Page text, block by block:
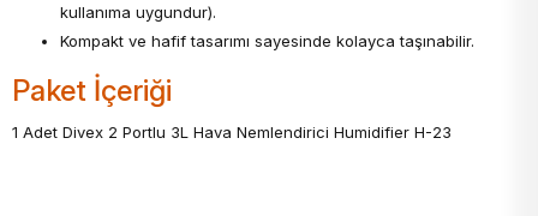
kullanıma uygundur).
Kompakt ve hafif tasarımı sayesinde kolayca taşınabilir.
Paket İçeriği
1 Adet Divex 2 Portlu 3L Hava Nemlendirici Humidifier H-23